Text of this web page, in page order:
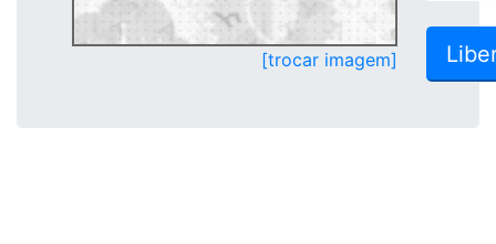
[trocar imagem]